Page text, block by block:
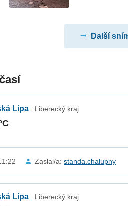
Další
Lípa Liberecký kraj
Zaslal/a:standa.chalupny
Lípa Liberecký kraj